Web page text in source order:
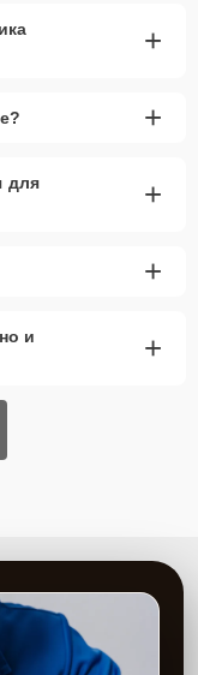
+
+
для
+
+
и
+